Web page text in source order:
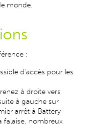
monde.
:
d'accès pour les
à droite vers
à gauche sur
arrêt à Battery
falaise, nombreux